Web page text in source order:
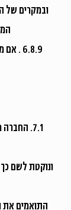
ובמקרים של
6.8.9
7.1.
ונוקטת לשם
התואמים את